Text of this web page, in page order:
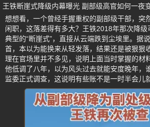
王铁断崖式降级内幕曝光 副部级高官如何一夜
想想看，一个曾经手握重权的副部级干部，突
闲职，这落差得有多大？王铁2018年那次降
典型的“断崖式”，直接从云端跌到尘埃里。据
首，本以为能换来从轻发落，结果还是被狠狠
理在官场里并不多见，说明上面当时掌握的材
他低调了八年，以为风头过去就能安度晚年，
监委正式调查，这说明有些账不是一时半会儿